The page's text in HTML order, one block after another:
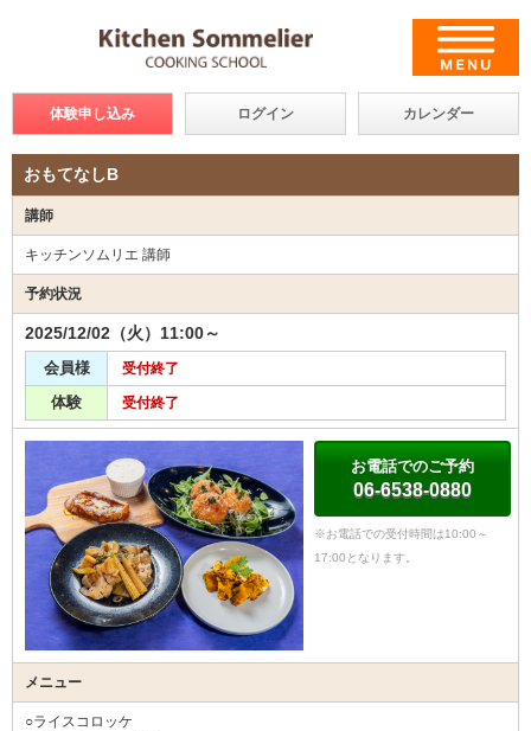
体験申し込み ログイン カレンダー
おもてなしB
講師
キッチンソムリエ 講師
予約状況
2025/12/02（火）11:00～
会員様 受付終了
体験 受付終了
お電話でのご予約
06-6538-0880
※お電話での受付時間は10:00～
17:00となります。
メニュー
○ライスコロッケ